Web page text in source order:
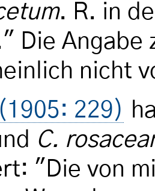
. R. in
Die Angabe
nicht
229)
C.
"Die von